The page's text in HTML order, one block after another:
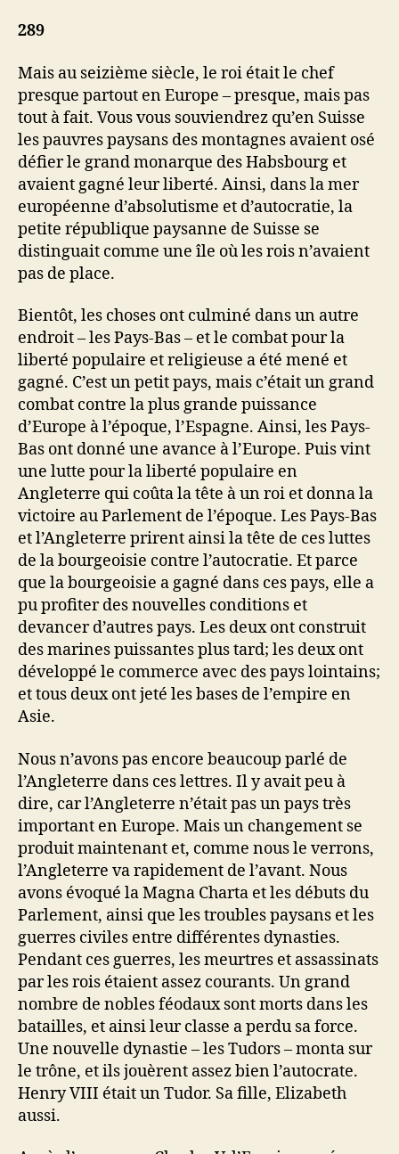
289
Mais au seizième siècle, le roi était le chef
presque partout en Europe – presque, mais pas
tout à fait. Vous vous souviendrez qu’en Suisse
les pauvres paysans des montagnes avaient osé
défier le grand monarque des Habsbourg et
avaient gagné leur liberté. Ainsi, dans la mer
européenne d’absolutisme et d’autocratie, la
petite république paysanne de Suisse se
distinguait comme une île où les rois n’avaient
pas de place.
Bientôt, les choses ont culminé dans un autre
endroit – les Pays-Bas – et le combat pour la
liberté populaire et religieuse a été mené et
gagné. C’est un petit pays, mais c’était un grand
combat contre la plus grande puissance
d’Europe à l’époque, l’Espagne. Ainsi, les Pays-
Bas ont donné une avance à l’Europe. Puis vint
une lutte pour la liberté populaire en
Angleterre qui coûta la tête à un roi et donna la
victoire au Parlement de l’époque. Les Pays-Bas
et l’Angleterre prirent ainsi la tête de ces luttes
de la bourgeoisie contre l’autocratie. Et parce
que la bourgeoisie a gagné dans ces pays, elle a
pu profiter des nouvelles conditions et
devancer d’autres pays. Les deux ont construit
des marines puissantes plus tard; les deux ont
développé le commerce avec des pays lointains;
et tous deux ont jeté les bases de l’empire en
Asie.
Nous n’avons pas encore beaucoup parlé de
l’Angleterre dans ces lettres. Il y avait peu à
dire, car l’Angleterre n’était pas un pays très
important en Europe. Mais un changement se
produit maintenant et, comme nous le verrons,
l’Angleterre va rapidement de l’avant. Nous
avons évoqué la Magna Charta et les débuts du
Parlement, ainsi que les troubles paysans et les
guerres civiles entre différentes dynasties.
Pendant ces guerres, les meurtres et assassinats
par les rois étaient assez courants. Un grand
nombre de nobles féodaux sont morts dans les
batailles, et ainsi leur classe a perdu sa force.
Une nouvelle dynastie – les Tudors – monta sur
le trône, et ils jouèrent assez bien l’autocrate.
Henry VIII était un Tudor. Sa fille, Elizabeth
aussi.